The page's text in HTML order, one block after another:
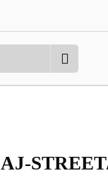
AJ-